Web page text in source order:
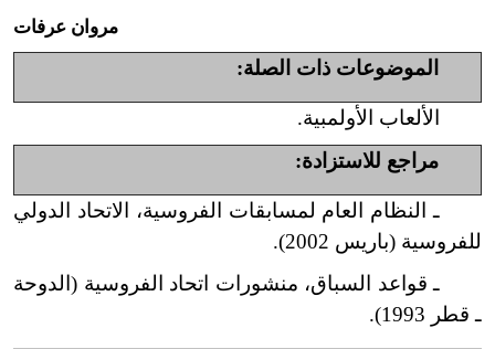
مروان عرفات
الموضوعات ذات الصلة:
الألعاب الأولمبية.
مراجع للاستزادة:
ـ النظام العام لمسابقات الفروسية، الاتحاد الدولي
للفروسية (باريس 2002).
ـ قواعد السباق، منشورات اتحاد الفروسية (الدوحة
ـ قطر 1993).